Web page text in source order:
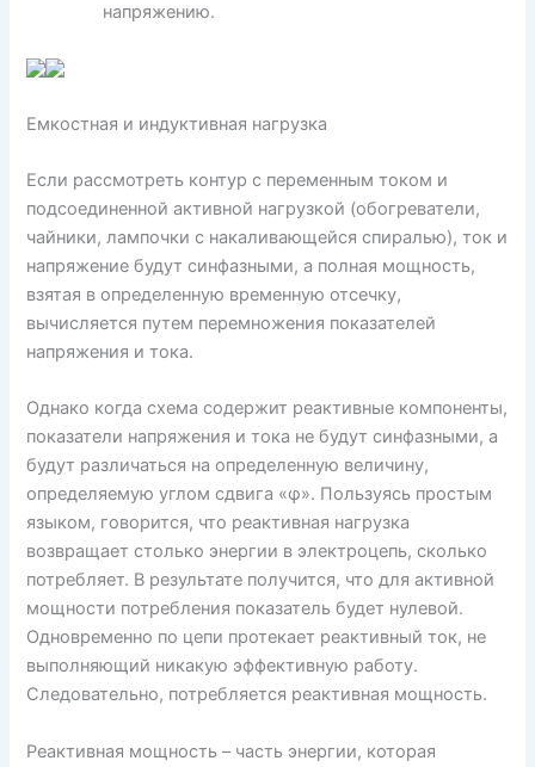
напряжению.
Емкостная и индуктивная нагрузка
Если рассмотреть контур с переменным током и
подсоединенной активной нагрузкой (обогреватели,
чайники, лампочки с накаливающейся спиралью), ток и
напряжение будут синфазными, а полная мощность,
взятая в определенную временную отсечку,
вычисляется путем перемножения показателей
напряжения и тока.
Однако когда схема содержит реактивные компоненты,
показатели напряжения и тока не будут синфазными, а
будут различаться на определенную величину,
определяемую углом сдвига «φ». Пользуясь простым
языком, говорится, что реактивная нагрузка
возвращает столько энергии в электроцепь, сколько
потребляет. В результате получится, что для активной
мощности потребления показатель будет нулевой.
Одновременно по цепи протекает реактивный ток, не
выполняющий никакую эффективную работу.
Следовательно, потребляется реактивная мощность.
Реактивная мощность – часть энергии, которая